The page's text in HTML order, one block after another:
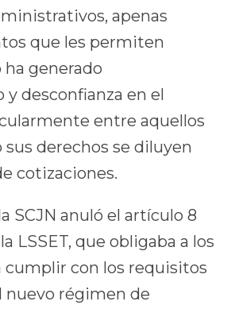
apenas
que les permiten
generado
desconfianza en el
entre aquellos
derechos se diluyen
cotizaciones.
SCJN anuló el artículo 8
LSSET, que obligaba a los
cumplir con los requisitos
nuevo régimen de